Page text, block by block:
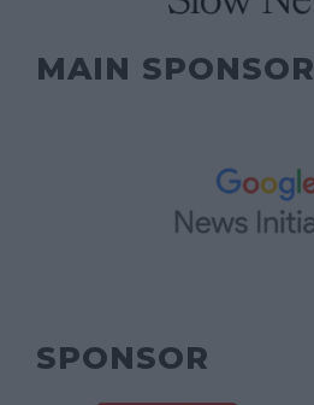
MAIN SPONSOR
SPONSOR